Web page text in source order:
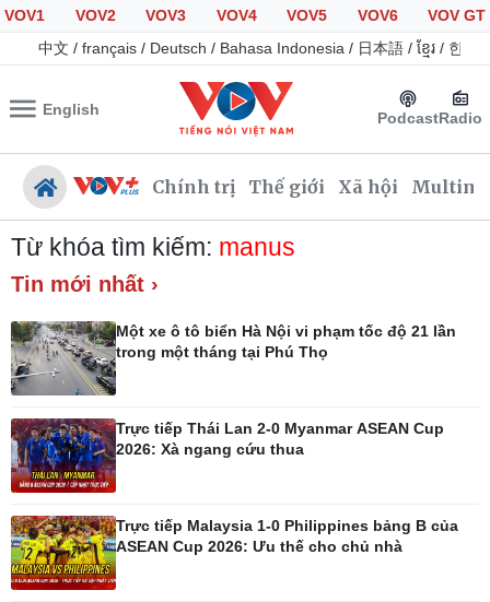
VOV1 VOV2 VOV3 VOV4 VOV5 VOV6
VOV GT
中文 / français / Deutsch / Bahasa Indonesia / 日本語 / ខ្មែរ / 한국
English PodcastRadio
Chính trị Thế giới Xã hội
Đảng
Tổ chức nhân sự
Quốc hội
Tin 24h
Việc làm
Biển đảo
Thế giới
Quan sát
Cuộc sống đó đây
Multimedia
Từ khóa tìm kiếm: manus
Tin mới nhất ›
Một xe ô tô biển Hà Nội vi phạm tốc độ 21 lần
trong một tháng tại Phú Thọ
Trực tiếp Thái Lan 2-0 Myanmar ASEAN Cup
2026: Xà ngang cứu thua
Trực tiếp Malaysia 1-0 Philippines bảng B của
ASEAN Cup 2026: Ưu thế cho chủ nhà